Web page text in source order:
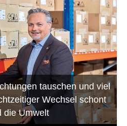
tauschen und viel
Wechsel schont
die Umwelt